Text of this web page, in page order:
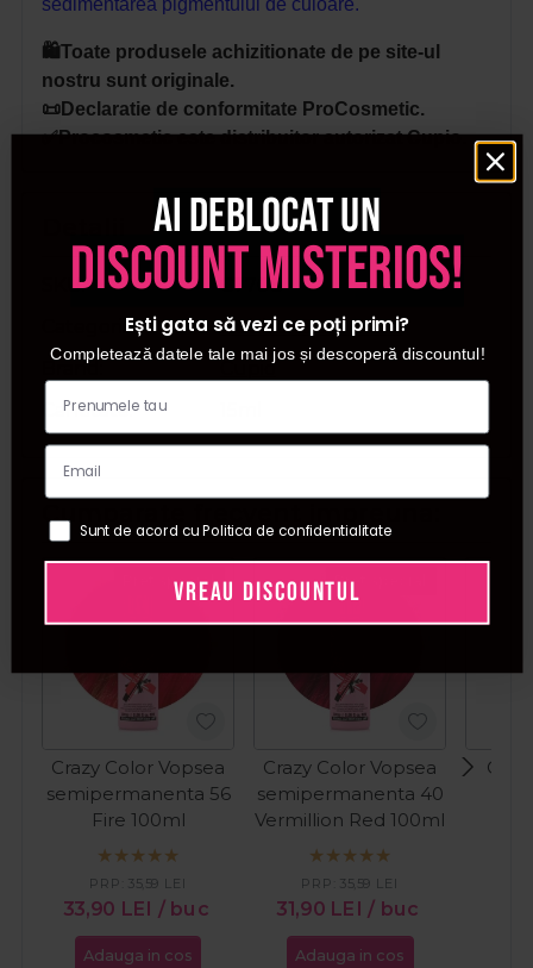
🛍️Toate produsele achizitionate de pe site-ul
nostru sunt originale.
📜Declaratie de conformitate ProCosmetic.
✅Procosmetic este distribuitor autorizat Cupio.
SKU
C7708
Rubber Base Neon
Brand
Cupio
Cantitate
Pret special
Crazy Color Vopsea
semipermanenta 56
Fire 100ml
33,90 LEI / buc
PRP: 35,59 LEI
Adauga in cos
Pret special
Crazy Color Vopsea
semipermanenta 40
Vermillion Red 100ml
31,90 LEI / buc
PRP: 35,59 LEI
Adauga in cos
Ai deblocat un
discount misterios!
Ești gata să vezi ce poți primi?
Completează datele tale mai jos și descoperă discountul!
Sunt de acord cu Politica de confidentialitate
VREAU DISCOUNTUL